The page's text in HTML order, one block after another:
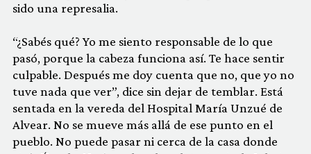
sido una represalia.
“¿Sabés qué? Yo me siento responsable de lo que
pasó, porque la cabeza funciona así. Te hace sentir
culpable. Después me doy cuenta que no, que yo no
tuve nada que ver”, dice sin dejar de temblar. Está
sentada en la vereda del Hospital María Unzué de
Alvear. No se mueve más allá de ese punto en el
pueblo. No puede pasar ni cerca de la casa donde